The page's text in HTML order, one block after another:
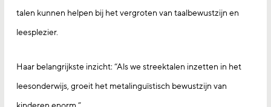
talen kunnen helpen bij het vergroten van taalbewustzijn en
leesplezier.
Haar belangrijkste inzicht: “Als we streektalen inzetten in het
leesonderwijs, groeit het metalinguïstisch bewustzijn van